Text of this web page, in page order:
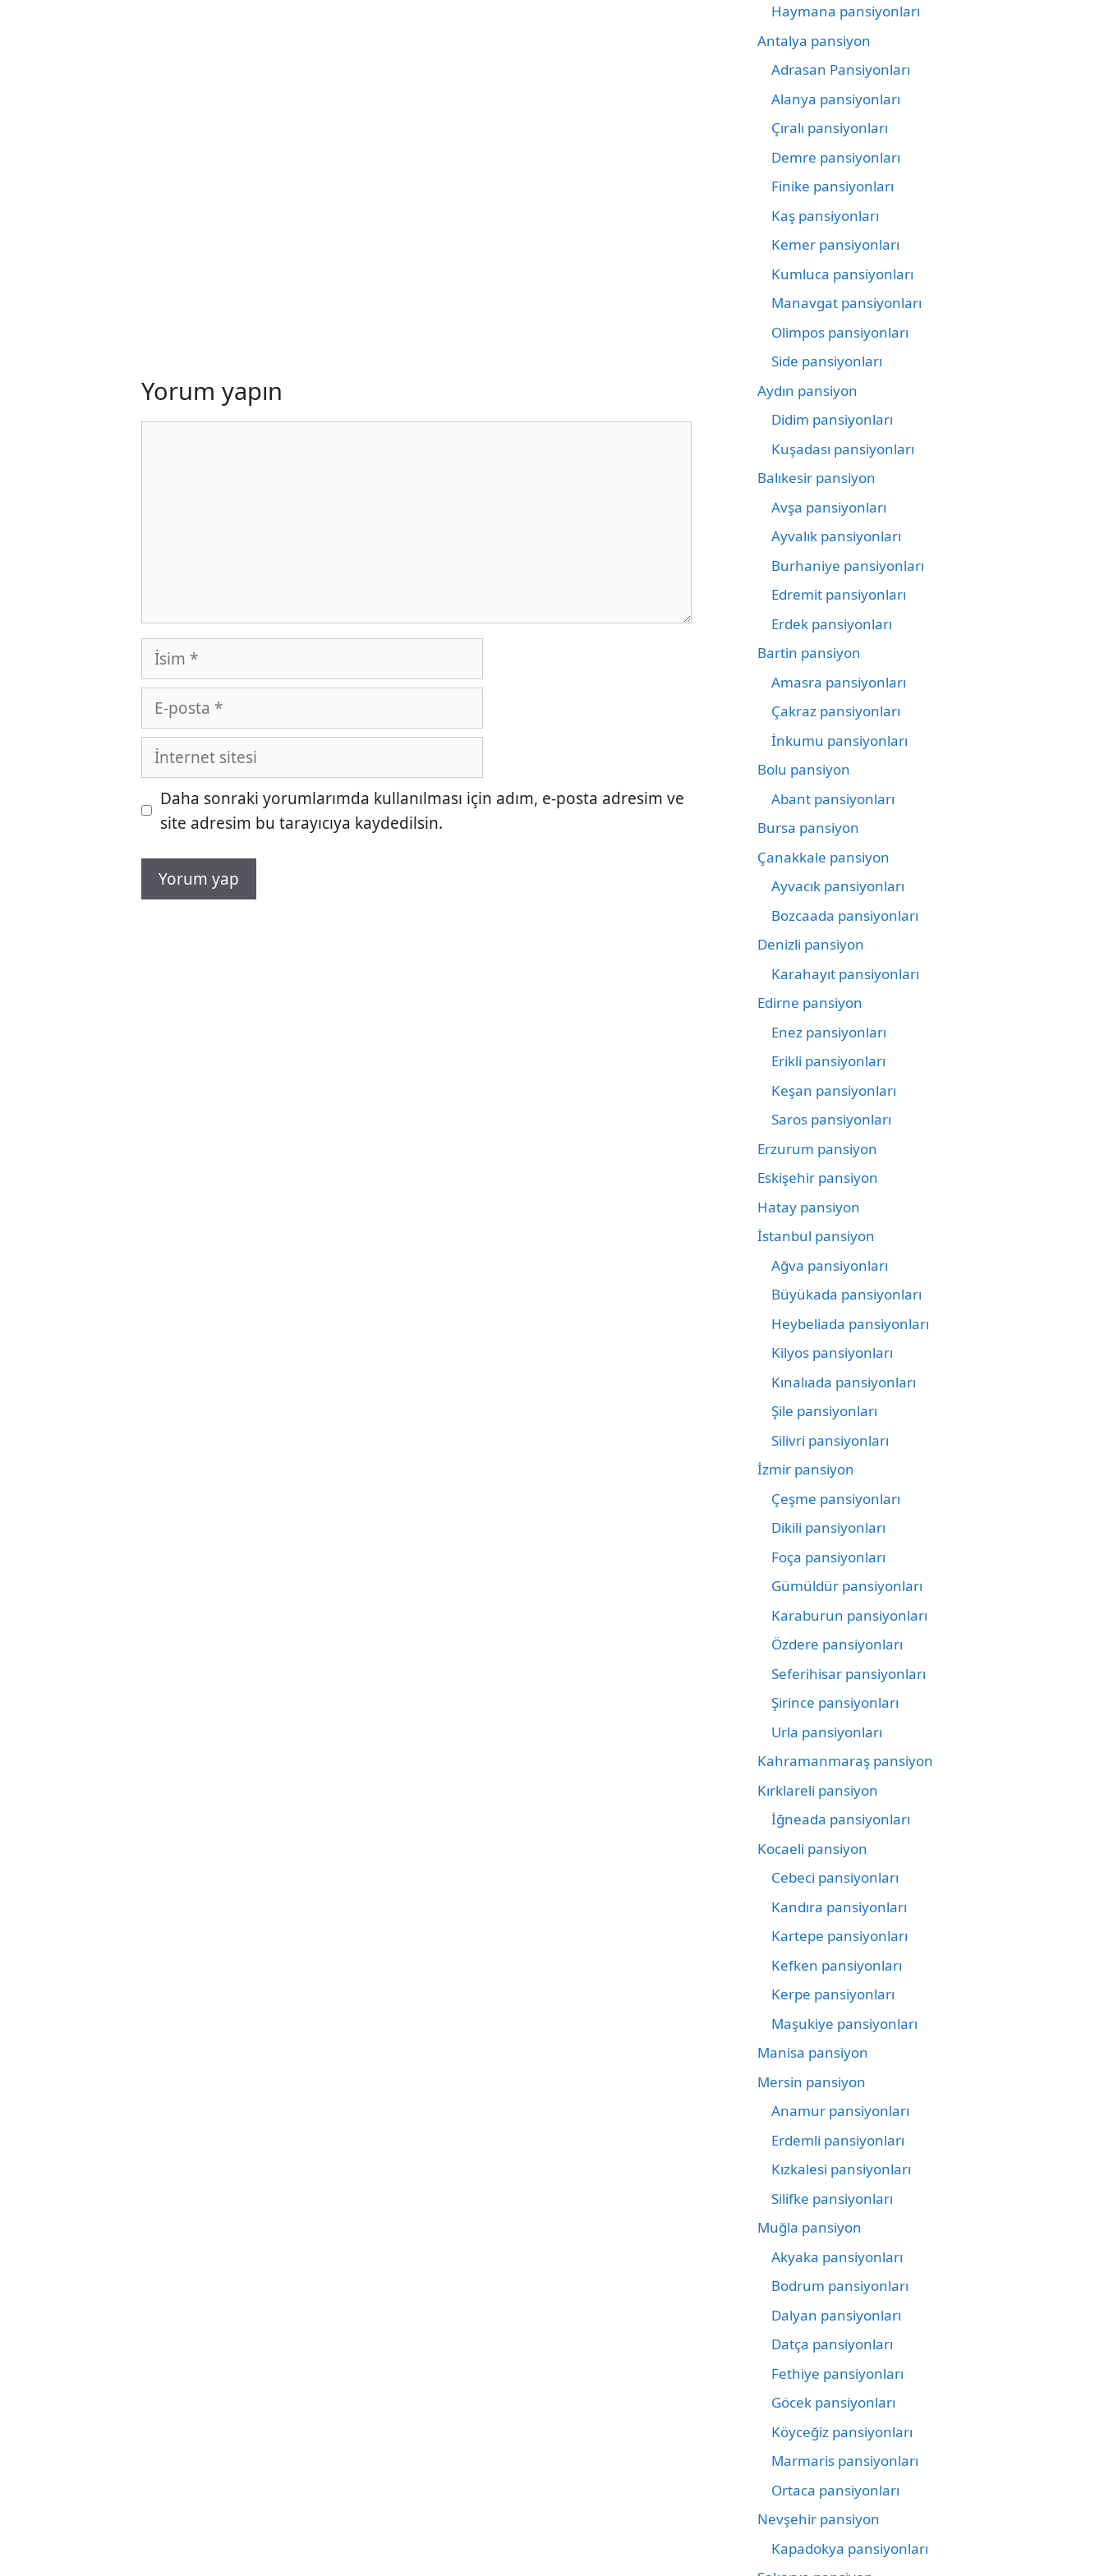
Yorum yapın
İsim
posta
İnternet
sitesi
Daha sonraki yorumlarımda kullanılması için adım, e-posta adresim ve
site adresim bu tarayıcıya kaydedilsin.
Haymana pansiyonları
Antalya pansiyon
Adrasan Pansiyonları
Alanya pansiyonları
Çıralı pansiyonları
Demre pansiyonları
Finike pansiyonları
Kaş pansiyonları
Kemer pansiyonları
Kumluca pansiyonları
Manavgat pansiyonları
Olimpos pansiyonları
Side pansiyonları
Aydın pansiyon
Didim pansiyonları
Kuşadası pansiyonları
Balıkesir pansiyon
Avşa pansiyonları
Ayvalık pansiyonları
Burhaniye pansiyonları
Edremit pansiyonları
Erdek pansiyonları
Bartin pansiyon
Amasra pansiyonları
Çakraz pansiyonları
İnkumu pansiyonları
Bolu pansiyon
Abant pansiyonları
Bursa pansiyon
Çanakkale pansiyon
Ayvacık pansiyonları
Bozcaada pansiyonları
Denizli pansiyon
Karahayıt pansiyonları
Edirne pansiyon
Enez pansiyonları
Erikli pansiyonları
Keşan pansiyonları
Saros pansiyonları
Erzurum pansiyon
Eskişehir pansiyon
Hatay pansiyon
İstanbul pansiyon
Ağva pansiyonları
Büyükada pansiyonları
Heybeliada pansiyonları
Kilyos pansiyonları
Kınalıada pansiyonları
Şile pansiyonları
Silivri pansiyonları
İzmir pansiyon
Çeşme pansiyonları
Dikili pansiyonları
Foça pansiyonları
Gümüldür pansiyonları
Karaburun pansiyonları
Özdere pansiyonları
Seferihisar pansiyonları
Şirince pansiyonları
Urla pansiyonları
Kahramanmaraş pansiyon
Kırklareli pansiyon
İğneada pansiyonları
Kocaeli pansiyon
Cebeci pansiyonları
Kandıra pansiyonları
Kartepe pansiyonları
Kefken pansiyonları
Kerpe pansiyonları
Maşukiye pansiyonları
Manisa pansiyon
Mersin pansiyon
Anamur pansiyonları
Erdemli pansiyonları
Kızkalesi pansiyonları
Silifke pansiyonları
Muğla pansiyon
Akyaka pansiyonları
Bodrum pansiyonları
Dalyan pansiyonları
Datça pansiyonları
Fethiye pansiyonları
Göcek pansiyonları
Köyceğiz pansiyonları
Marmaris pansiyonları
Ortaca pansiyonları
Nevşehir pansiyon
Kapadokya pansiyonları